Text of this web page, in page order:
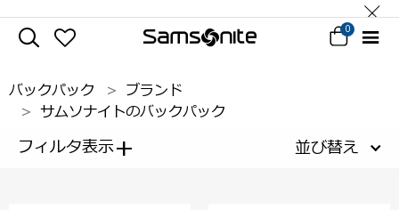
0
バックパック
ブランド
サムソナイトのバックパック
フィルタ表示+ 並び替え